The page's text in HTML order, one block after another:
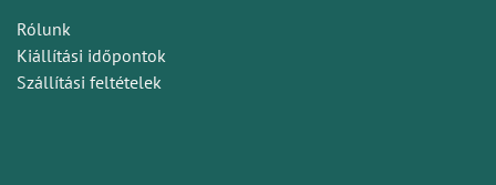
Rólunk
Kiállítási időpontok
Szállítási feltételek